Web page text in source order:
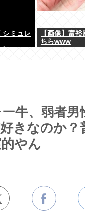
シミュレ
【画像】富
ちらwww
牛、弱者
きなのか？
やん